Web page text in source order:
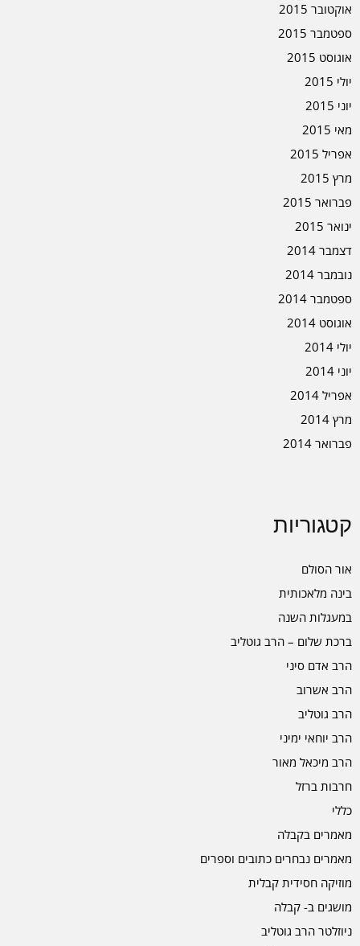
אוקטובר 2015
ספטמבר 2015
אוגוסט 2015
יולי 2015
יוני 2015
מאי 2015
אפריל 2015
מרץ 2015
פברואר 2015
ינואר 2015
דצמבר 2014
נובמבר 2014
ספטמבר 2014
אוגוסט 2014
יולי 2014
יוני 2014
אפריל 2014
מרץ 2014
פברואר 2014
קטגוריות
אור הסולם
בינה מלאכותית
במעגלות השנה
ברכת שלום – הרב גוטליב
הרב אדם סיני
הרב אשרוב
הרב גוטליב
הרב יוחאי ימיני
הרב מיכאל מאור
חרבות ברזל
כללי
מאמרים בקבלה
מאמרים נבחרים כתובים וספרים
מוזיקה חסידית קבלית
מושגים ב- קבלה
ניוזלטר הרב גוטליב